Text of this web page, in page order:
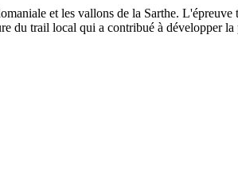
et les vallons de la Sarthe. L'épreuve
du trail local qui a contribué à développer la